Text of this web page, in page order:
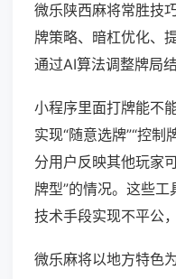
微乐陕西麻将常胜技
牌策略、暗杠优化、
通过AI算法调整牌局
小程序里面打牌能不
实现“随意选牌”“控制
分用户反映其他玩家
牌型”的情况。这些
技术手段实现不平公
微乐麻将以地方特色